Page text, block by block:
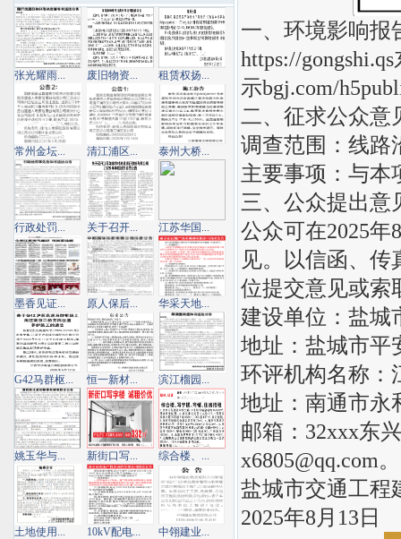
一、环境影响报
https://
示bgj.com/
二、征求公众意
调查范围：线路
主要事项：与本
三、公众提出意
公众可在2025年
见。以信函、传
位提交意见或索
建设单位：盐城
地址：盐城市平
环评机构名称：
地址：南通市永
邮箱：32xxx东
x6805@qq.com。
盐城市交通工程
2025年8月13日
张光耀雨... 废旧物资... 租赁权扬...
常州金坛... 清江浦区... 泰州大桥...
行政处罚... 关于召开... 江苏华国...
墨香见证... 原人保后... 华采天地...
G42马群枢... 恒一新材... 滨江榴园...
姚玉华与... 新街口写... 综合楼、...
土地使用... 10kV配电... 中翎建业...